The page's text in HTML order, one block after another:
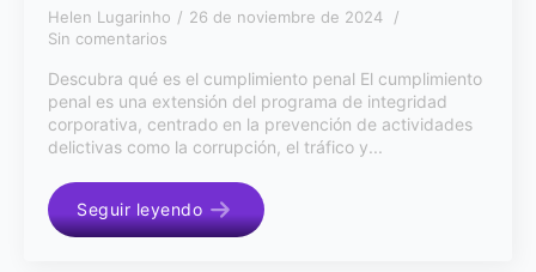
Helen Lugarinho
26 de noviembre de 2024
Sin comentarios
Descubra qué es el cumplimiento penal El cumplimiento
penal es una extensión del programa de integridad
corporativa, centrado en la prevención de actividades
delictivas como la corrupción, el tráfico y...
Seguir leyendo